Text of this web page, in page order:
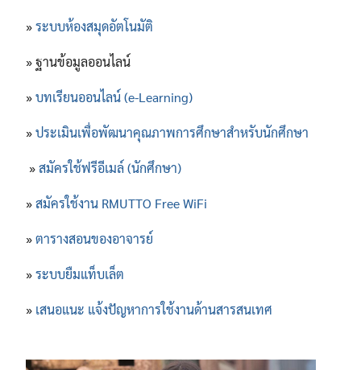
»ระบบห้องสมุดอัตโนมัติ
» ฐานข้อมูลออนไลน์
»บทเรียนออนไลน์ (e-Learning)
»ประเมินเพื่อพัฒนาคุณภาพการศึกษาสำหรับนักศึกษา
»สมัครใช้ฟรีอีเมล์ (นักศึกษา)
»สมัครใช้งาน RMUTTO Free WiFi
»ตารางสอนของอาจารย์
»ระบบยืมแท็บเล็ต
» เสนอแนะ แจ้งปัญหาการใช้งานด้านสารสนเทศ